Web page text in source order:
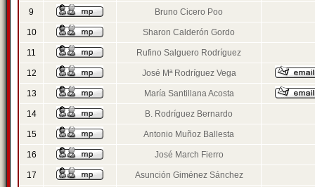
9 Bruno Cicero Poo
10 Sharon Calderón Gordo
11 Rufino Salguero Rodríguez
12 José Mª Rodríguez Vega
13 María Santillana Acosta
14 B. Rodríguez Bernardo
15 Antonio Muñoz Ballesta
16 José March Fierro
17 Asunción Giménez Sánchez